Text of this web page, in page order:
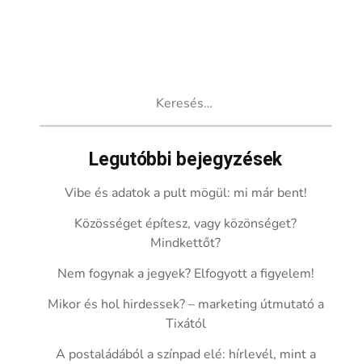
Legutóbbi bejegyzések
Vibe és adatok a pult mögül: mi már bent!
Közösséget építesz, vagy közönséget?
Mindkettőt?
Nem fogynak a jegyek? Elfogyott a figyelem!
Mikor és hol hirdessek? – marketing útmutató a
Tixától
A postaládából a színpad elé: hírlevél, mint a